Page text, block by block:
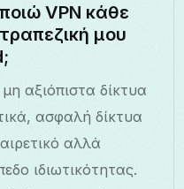
VPN κάθε
μου
αξιόπιστα δίκτυα
ασφαλή δίκτυα
αλλά
ιδιωτικότητας.